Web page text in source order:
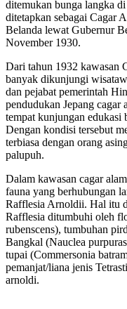
ditemukan bunga langka
ditetapkan sebagai Cagar
Belanda lewat Gubernur
November 1930.
Dari tahun 1932 kawasan
banyak dikunjungi
dan pejabat pemerintah
pendudukan Jepang cagar
tempat kunjungan edukasi
Dengan kondisi tersebut
terbiasa dengan orang
palupuh.
Dalam kawasan cagar
fauna yang berhubungan
Rafflesia Arnoldii. Hal itu
Rafflesia ditumbuhi oleh
rubenscens), tumbuhan
Bangkal (Nauclea
tupai (Commersonia
pemanjat/liana jenis
arnoldi.